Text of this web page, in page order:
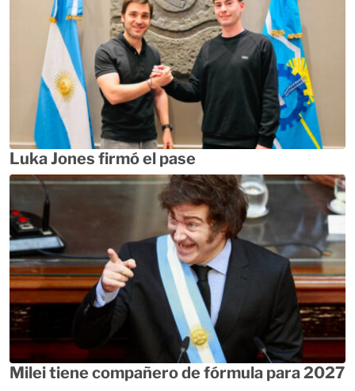
Luka Jones firmó el pase
Milei tiene compañero de fórmula para 2027